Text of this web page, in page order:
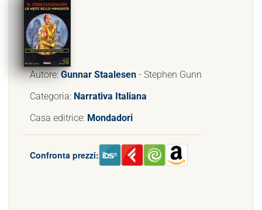
Autore:Gunnar Staalesen - Stephen Gunn
Categoria: Narrativa Italiana
Casa editrice: Mondadori
Confronta prezzi: